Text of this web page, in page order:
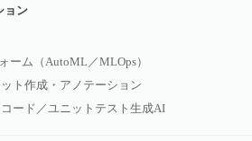
ョン
ーム（AutoML／MLOps）
ト作成・アノテーション
ード／ユニットテスト生成AI